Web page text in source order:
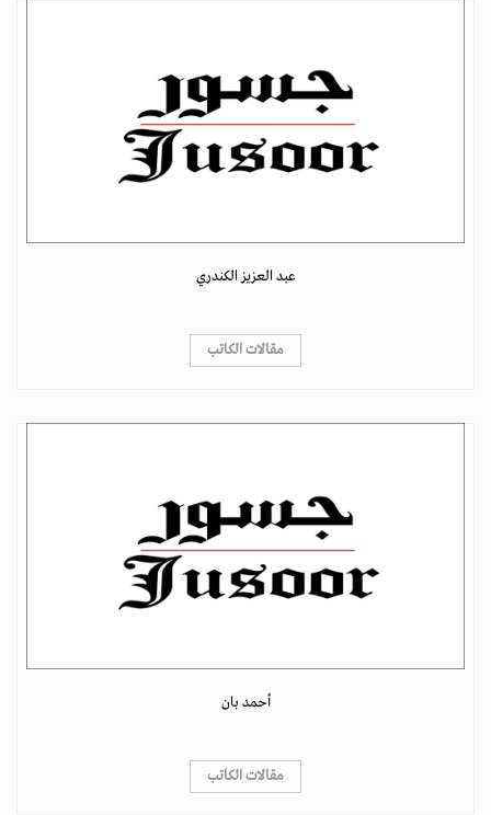
عبد العزيز الكندري
مقالات الكاتب
أحمد بان
مقالات الكاتب